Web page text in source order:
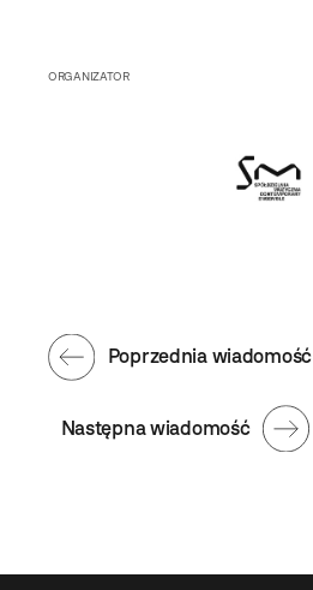
ORGANIZATOR
Następna wiadomość
Poprzednia wiadomość